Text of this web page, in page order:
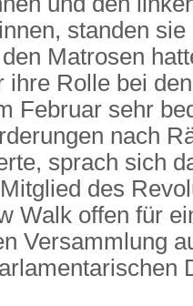
standen
Matrosen
ihre Rolle bei
Februar sehr
nach
sprach sich
des
Walk offen für
Versammlung